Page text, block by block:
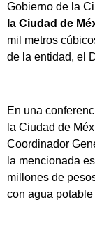
Gobierno de la
la Ciudad de
mil metros
de la entidad, el
En una
la Ciudad de
Coordinador
la mencionada
millones de
con agua